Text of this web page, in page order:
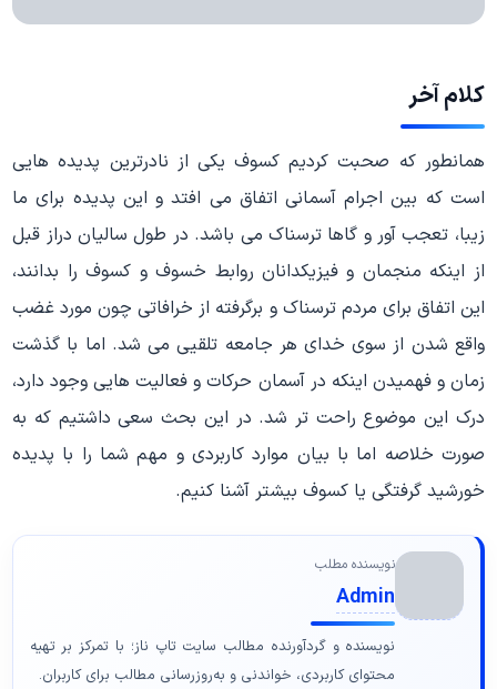
کلام آخر
همانطور که صحبت کردیم کسوف یکی از نادرترین پدیده هایی
است که بین اجرام آسمانی اتفاق می افتد و این پدیده برای ما
زیبا، تعجب آور و گاها ترسناک می باشد. در طول سالیان دراز قبل
از اینکه منجمان و فیزیکدانان روابط خسوف و کسوف را بدانند،
این اتفاق برای مردم ترسناک و برگرفته از خرافاتی چون مورد غضب
واقع شدن از سوی خدای هر جامعه تلقیی می شد. اما با گذشت
زمان و فهمیدن اینکه در آسمان حرکات و فعالیت هایی وجود دارد،
درک این موضوع راحت تر شد. در این بحث سعی داشتیم که به
صورت خلاصه اما با بیان موارد کاربردی و مهم شما را با پدیده
خورشید گرفتگی یا کسوف بیشتر آشنا کنیم.
نویسنده مطلب
Admin
نویسنده و گردآورنده مطالب سایت تاپ ناز؛ با تمرکز بر تهیه
محتوای کاربردی، خواندنی و به‌روزرسانی مطالب برای کاربران.